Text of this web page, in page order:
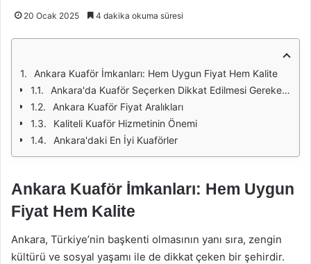
20 Ocak 2025 4 dakika okuma süresi
Ankara Kuaför İmkanları: Hem Uygun Fiyat Hem Kalite
Ankara'da Kuaför Seçerken Dikkat Edilmesi Gerekenler
Ankara Kuaför Fiyat Aralıkları
Kaliteli Kuaför Hizmetinin Önemi
Ankara'daki En İyi Kuaförler
Ankara Kuaför İmkanları: Hem Uygun
Fiyat Hem Kalite
Ankara, Türkiye’nin başkenti olmasının yanı sıra, zengin
kültürü ve sosyal yaşamı ile de dikkat çeken bir şehirdir.